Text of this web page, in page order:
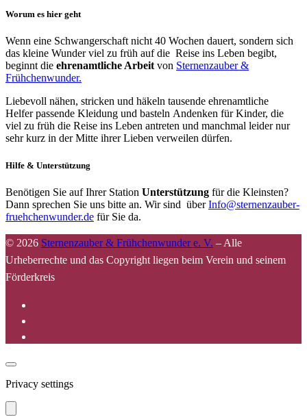
Worum es hier geht
Wenn eine Schwangerschaft nicht 40 Wochen dauert, sondern sich
das kleine Wunder viel zu früh auf die Reise ins Leben begibt,
beginnt die ehrenamtliche Arbeitvon Sternenzauber &
Frühchenwunder.
Liebevoll nähen, stricken und häkeln tausende ehrenamtliche
Helfer passende Kleidung und basteln Andenken für Kinder, die
viel zu früh die Reise ins Leben antreten und manchmal leider nur
sehr kurz in der Mitte ihrer Lieben verweilen dürfen.
Hilfe & Unterstützung
Benötigen Sie auf Ihrer Station Unterstützung für die Kleinsten?
Dann sprechen Sie uns bitte an. Wir sind überInfo@sternenzauber-
fruehchenwunder.de für Sie da.
© 2026 Sternenzauber & Frühchenwunder e. V. – Alle
Urheberrechte und das Copyright liegen beim Verein und seinem
Förderkreis
Privacy settings